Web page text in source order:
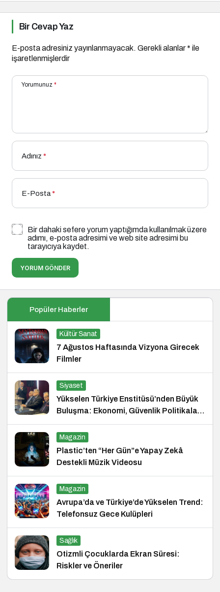
Bir Cevap Yaz
E-posta adresiniz yayınlanmayacak. Gerekli alanlar* ile
işaretlenmişlerdir
Yorumunuz *
Adınız *
E-Posta*
Bir dahaki sefere yorum yaptığımda kullanılmak üzere
adımı, e-posta adresimi ve web site adresimi bu
tarayıcıya kaydet.
YORUM GÖNDER
Popüler Haberler
Kültür Sanat
7 Ağustos Haftasında Vizyona Girecek
Filmler
Siyaset
Yükselen Türkiye Enstitüsü’nden Büyük
Buluşma: Ekonomi, Güvenlik Politikaları
ve Hukuk Konferansı
Magazin
Plastic’ten “Her Gün”e Yapay Zekâ
Destekli Müzik Videosu
Magazin
Avrupa’da ve Türkiye’de Yükselen Trend:
Telefonsuz Gece Kulüpleri
Sağlık
Otizmli Çocuklarda Ekran Süresi:
Riskler ve Öneriler